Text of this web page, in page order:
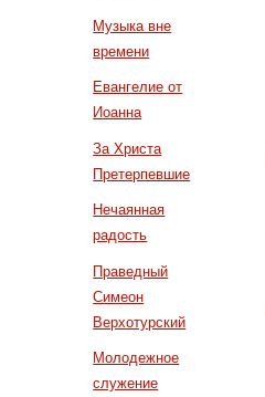
Музыка вне
времени
Евангелие от
Иоанна
За Христа
Претерпевшие
Нечаянная
радость
Праведный
Симеон
Верхотурский
Молодежное
служение